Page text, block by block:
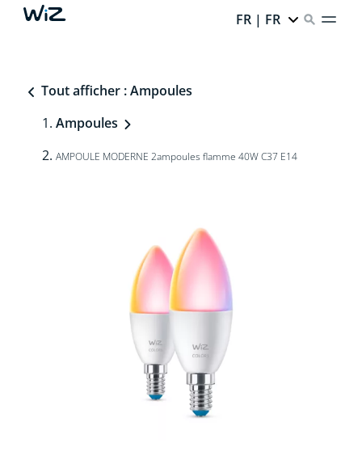
FR | FR
Tout afficher : Ampoules
Ampoules
AMPOULE MODERNE 2ampoules flamme 40W C37 E14